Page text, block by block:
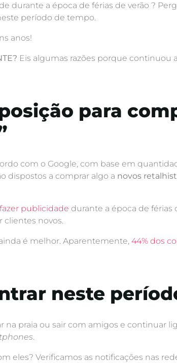
durante a época de férias de verão ?
período de tempo.
anos!
Eis algumas razões porque continuou
para
com o Google, com base em
dispostos a comprar algo a novos
publicidade durante a época de férias
novos.
é melhor. Aparentemente, 44% dos
neste
na praia ou sair com amigos e continuar
.
eles? Verificamos as notificações nas